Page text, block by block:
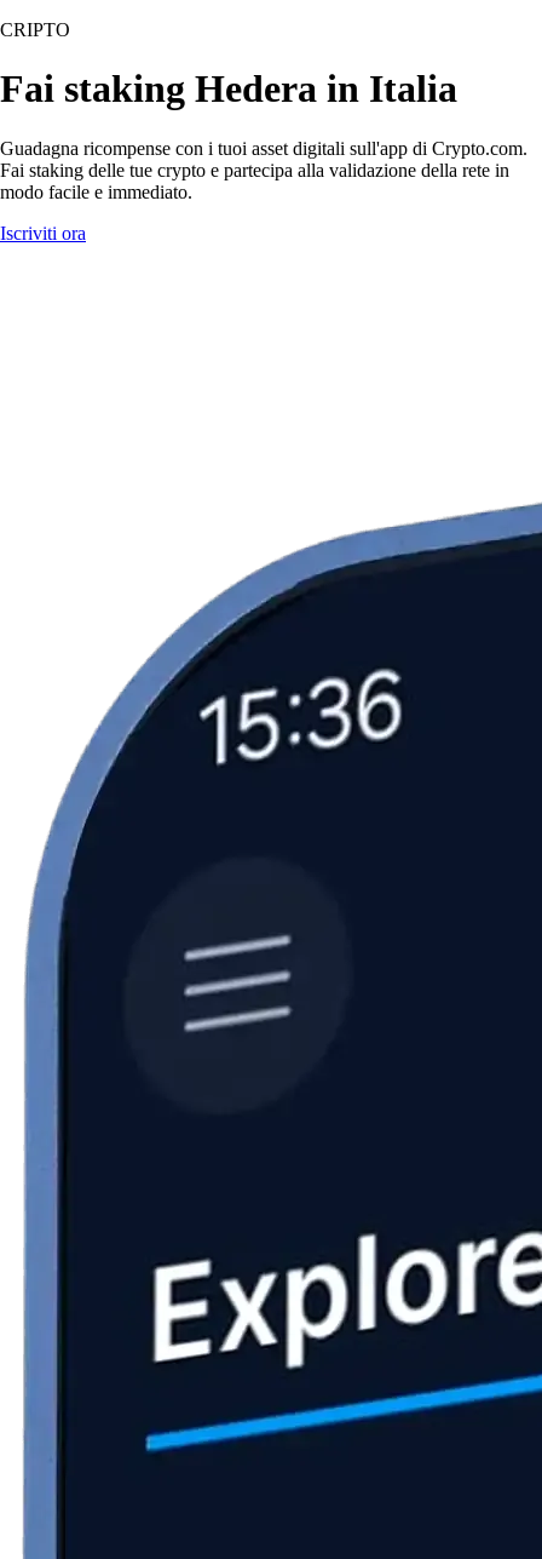
CRIPTO
Fai staking Hedera in Italia
Guadagna ricompense con i tuoi asset digitali sull'app di Crypto.com.
Fai staking delle tue crypto e partecipa alla validazione della rete in
modo facile e immediato.
Iscriviti ora